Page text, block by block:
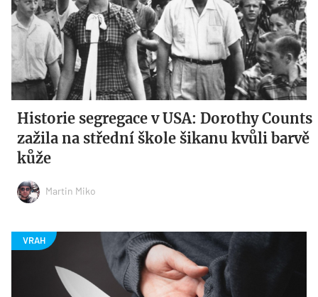
Historie segregace v USA: Dorothy Counts
zažila na střední škole šikanu kvůli barvě
kůže
Martin Miko